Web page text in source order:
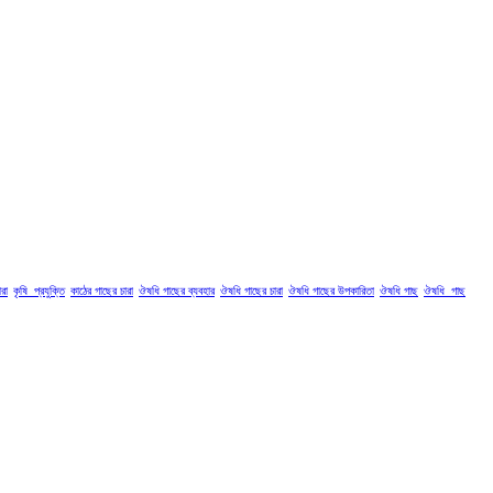
কৃষি_প্রযুক্তি কাঠের গাছের চারা ঔষধি গাছের ব্যবহার ঔষধি গাছের চারা ঔষধি গাছের উপকারিতা ঔষধি গাছ ঔষধি_গাছ